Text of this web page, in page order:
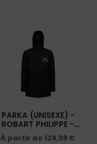
PARKA (UNISEXE) -
ROBART PHILIPPE -
NOIR - PK543
À partir de 129,99 €